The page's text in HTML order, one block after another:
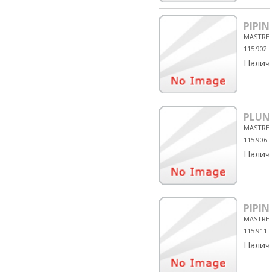
115.902
115.906
115.911